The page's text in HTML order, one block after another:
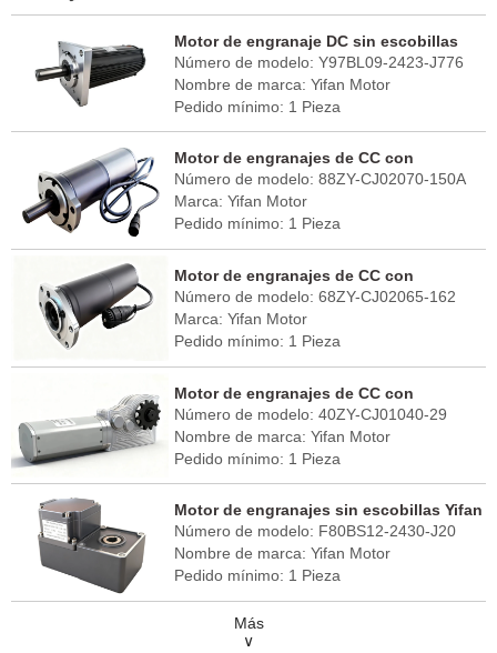
Puerto FOB: Shanghai
Tiempo de entrega: 30 - 45 días
País de origen: China (continental)
Motor de engranaje DC sin escobillas
Yifan 24V 95W, Y97BL09-2423-J776, para
seguidor solar
Número de modelo: Y97BL09-2423-J776
Nombre de marca: Yifan Motor
Pedido mínimo: 1 Pieza
Puerto FOB: Shanghai
Tiempo de entrega: 30 - 45 días
País de origen: China (continental)
Motor de engranajes de CC con
escobillas Yifan 24V 70W, 88ZY-CJ02070-
150A, para seguidor solar
Número de modelo: 88ZY-CJ02070-150A
Marca: Yifan Motor
Pedido mínimo: 1 Pieza
Puerto FOB: Shanghai
Tiempo de entrega: 30 - 45 días
País de origen: China (continental)
Motor de engranajes de CC con
escobillas Yifan 24V 65W, 68ZY-CJ02065-
162, para seguidor solar
Número de modelo: 68ZY-CJ02065-162
Marca: Yifan Motor
Pedido mínimo: 1 Pieza
Puerto FOB: Shanghai
Tiempo de entrega: 30 - 45 días
País de origen: China (continental)
Motor de engranajes de CC con
escobillas Yifan 12V 40W, 40ZY-CJ01040-
29, para extensión de RV
Número de modelo: 40ZY-CJ01040-29
Nombre de marca: Yifan Motor
Pedido mínimo: 1 Pieza
Puerto FOB: Shanghai
Tiempo de entrega: 30 - 45 días
País de origen: China (continental)
Motor de engranajes sin escobillas Yifan
DC 24V 120W, F80BS12-2430-J20, para
robot de limpieza solar
Número de modelo: F80BS12-2430-J20
Nombre de marca: Yifan Motor
Pedido mínimo: 1 Pieza
Puerto FOB: Shanghai
Tiempo de entrega: 30 - 45 días
País de origen: China (continental)
Más
∨